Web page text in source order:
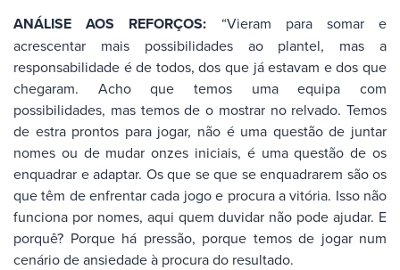
ANÁLISE AOS REFORÇOS: “Vieram para somar e
acrescentar mais possibilidades ao plantel, mas a
responsabilidade é de todos, dos que já estavam e dos que
chegaram. Acho que temos uma equipa com
possibilidades, mas temos de o mostrar no relvado. Temos
de estra prontos para jogar, não é uma questão de juntar
nomes ou de mudar onzes iniciais, é uma questão de os
enquadrar e adaptar. Os que se que se enquadrarem são os
que têm de enfrentar cada jogo e procura a vitória. Isso não
funciona por nomes, aqui quem duvidar não pode ajudar. E
porquê? Porque há pressão, porque temos de jogar num
cenário de ansiedade à procura do resultado.